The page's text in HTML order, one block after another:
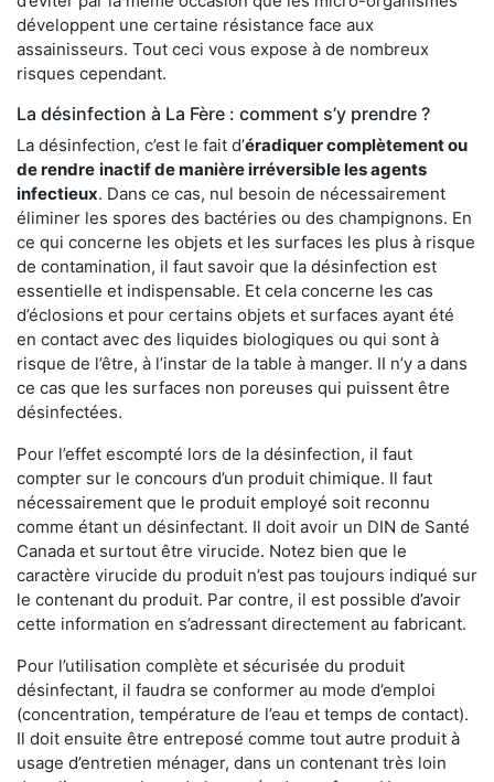
développent une certaine résistance face aux
assainisseurs. Tout ceci vous expose à de nombreux
risques cependant.
La désinfection à La Fère : comment s’y prendre ?
La désinfection, c’est le fait d’éradiquer complètement ou
de rendre inactif de manière irréversible les agents
infectieux. Dans ce cas, nul besoin de nécessairement
éliminer les spores des bactéries ou des champignons. En
ce qui concerne les objets et les surfaces les plus à risque
de contamination, il faut savoir que la désinfection est
essentielle et indispensable. Et cela concerne les cas
d’éclosions et pour certains objets et surfaces ayant été
en contact avec des liquides biologiques ou qui sont à
risque de l’être, à l’instar de la table à manger. II n’y a dans
ce cas que les surfaces non poreuses qui puissent être
désinfectées.
Pour l’effet escompté lors de la désinfection, il faut
compter sur le concours d’un produit chimique. Il faut
nécessairement que le produit employé soit reconnu
comme étant un désinfectant. Il doit avoir un DIN de Santé
Canada et surtout être virucide. Notez bien que le
caractère virucide du produit n’est pas toujours indiqué sur
le contenant du produit. Par contre, il est possible d’avoir
cette information en s’adressant directement au fabricant.
Pour l’utilisation complète et sécurisée du produit
désinfectant, il faudra se conformer au mode d’emploi
(concentration, température de l’eau et temps de contact).
Il doit ensuite être entreposé comme tout autre produit à
usage d’entretien ménager, dans un contenant très loin